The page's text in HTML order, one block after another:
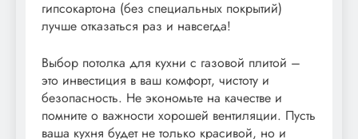
гипсокартона (без специальных покрытий)
лучше отказаться раз и навсегда!
Выбор потолка для кухни с газовой плитой –
это инвестиция в ваш комфорт, чистоту и
безопасность. Не экономьте на качестве и
помните о важности хорошей вентиляции. Пусть
ваша кухня будет не только красивой, но и